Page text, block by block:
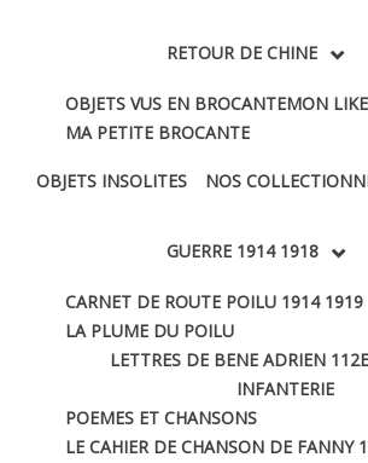
RETOUR DE CHINE
OBJETS VUS EN BROCANTEMON
MA PETITE BROCANTE
OBJETS INSOLITES NOS
GUERRE 1914 1918
CARNET DE ROUTE POILU 1914 1919
LA PLUME DU POILU
LETTRES DE BENE ADRIEN
INFANTERIE
POEMES ET CHANSONS
LE CAHIER DE CHANSON DE FANNY